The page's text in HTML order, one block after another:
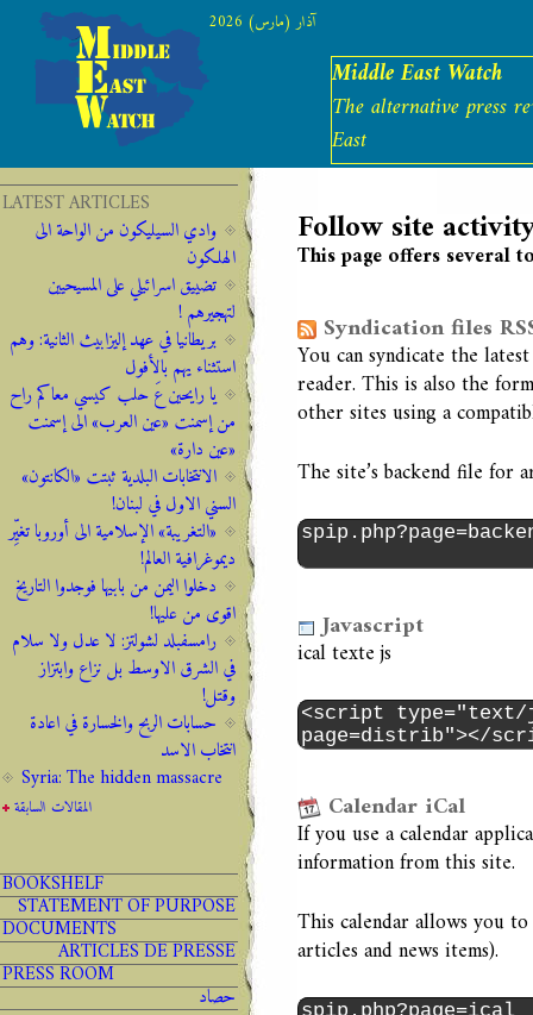
Middle East Watch
The alternative press
East
آذار (مارس) 2026
Follow site
This page offers several
Syndication files
You can syndicate the
reader. This is also the
other sites using a
The site’s backend file for
Javascript
ical texte js
Calendar iCal
If you use a calendar
information from this site.
This calendar allows you
articles and news items).
LATEST ARTICLES
وادي السيليكون من الواحة الى
الهلكون
تضييق اسرائيلي على المسيحيين
لتهجيرهم !
‫‫بريطانيا ‫في ‫عهد‬‬ ‫إليزابيث‬ ‫الثانية:‬‬ ‬‬وهم
‫استثناء ‫يهم‬ ‫بالأفول‬ ‬
يا رايحين عَ حلب كيسي معاكم راح
من إسمنت «عين العرب» الى إسمنت
«عين دارة»
الانتخابات البلدية ثبتت «الكانتون»
السني الاول في لبنان!
«التغريبة» الإسلامية الى أوروبا تغيِّر
ديموغرافية العالم!
دخلوا اليمن من بابيها فوجدوا التاريخ
اقوى من عليها!
رامسفبلد لشولتز: لا عدل ولا سلام
في الشرق الاوسط بل نزاع وابتزاز
وقتل!
حسابات الربح والخسارة في اعادة
انتخاب الاسد
Syria: The hidden massacre
المقالات السابقة
BOOKSHELF
STATEMENT OF PURPOSE
DOCUMENTS
ARTICLES DE PRESSE
PRESS ROOM
حصاد